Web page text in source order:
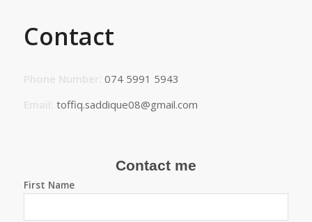
Contact
074 5991 5943
toffiq.saddique08@gmail.com
Contact me
First Name